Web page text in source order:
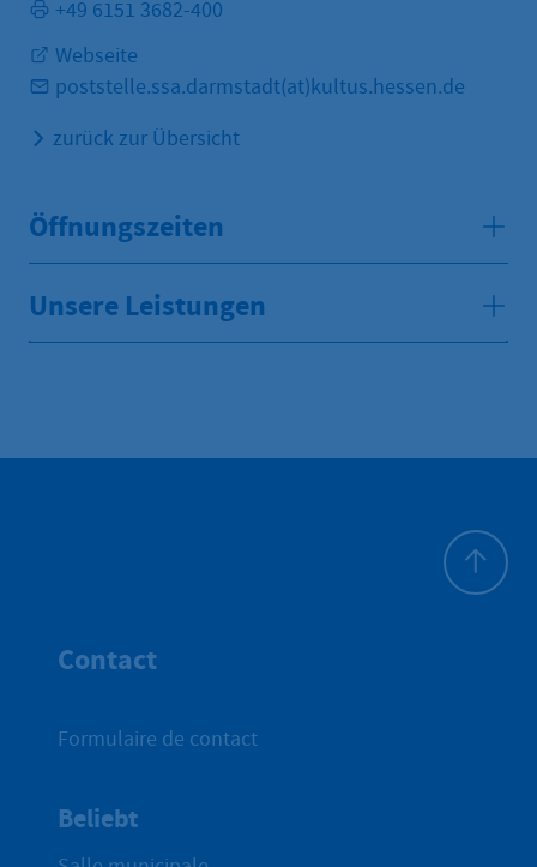
+49 6151 3682-400
Webseite
poststelle.ssa.darmstadt(at)kultus.hessen.de
zurück zur Übersicht
Öffnungszeiten
Unsere Leistungen
Contact
Formulaire de contact
Beliebt